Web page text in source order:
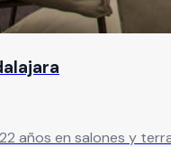
años en salones y